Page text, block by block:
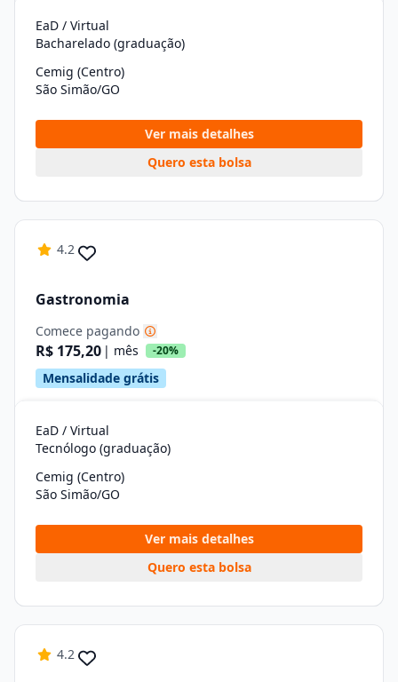
EaD / Virtual
Bacharelado (graduação)
Cemig (Centro)
São Simão/GO
Ver mais detalhes
Quero esta bolsa
4.2
Gastronomia
Comece pagando
R$ 175,20 | mês -20%
Mensalidade grátis
EaD / Virtual
Tecnólogo (graduação)
Cemig (Centro)
São Simão/GO
Ver mais detalhes
Quero esta bolsa
4.2